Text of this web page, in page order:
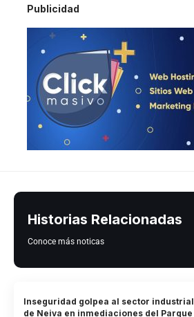
Publicidad
Historias Relacionadas
Conoce más noticas
Inseguridad golpea al sector industrial
de Neiva en inmediaciones del Parque